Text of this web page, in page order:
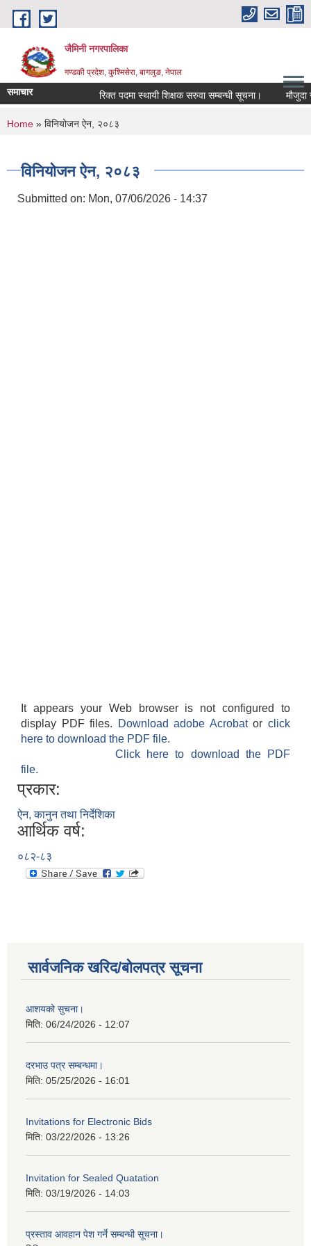
Skip to main content
जैमिनी नगरपालिका
गण्डकी प्रदेश, कुश्मिसेरा, बागलुङ, नेपाल
समाचार रिक्त पदमा स्थायी शिक्षक सरुवा सम्बन्धी सूचना। मौजुदा
You are here
Home » विनियोजन ऐन, २०८३
विनियोजन ऐन, २०८३
Submitted on: Mon, 07/06/2026 - 14:37
It appears your Web browser is not configured to
display PDF files.
Download adobe Acrobatorclick
here to download the PDF file.
Click here to download the PDF
file.
प्रकार:
ऐन, कानुन तथा निर्देशिका
आर्थिक वर्ष:
०८२-८३
सार्वजनिक खरिद/बोलपत्र सूचना
आशयको सुचना।
मिति: 06/24/2026 - 12:07
दरभाउ पत्र सम्बन्धमा।
मिति: 05/25/2026 - 16:01
Invitations for Electronic Bids
मिति: 03/22/2026 - 13:26
Invitation for Sealed Quatation
मिति: 03/19/2026 - 14:03
प्रस्ताव आवहान पेश गर्ने सम्बन्धी सूचना।